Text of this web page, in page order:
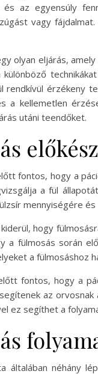
és az egyensúly
vagy
olyan eljárás,
rendkívül érzékeny
a kellemetlen
utáni teendőket.
fontos, hogy a
a fül
mennyiségére és
hogy
a fülmosás során
a fülmosáshoz
fontos, hogy a
az
ez segíthet a
általában néhány